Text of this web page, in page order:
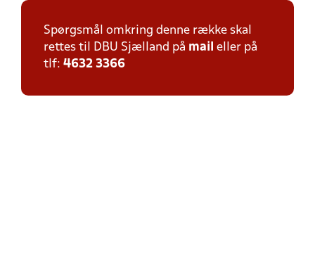
Spørgsmål omkring denne række skal
rettes til DBU Sjælland på mail eller på
tlf: 4632 3366